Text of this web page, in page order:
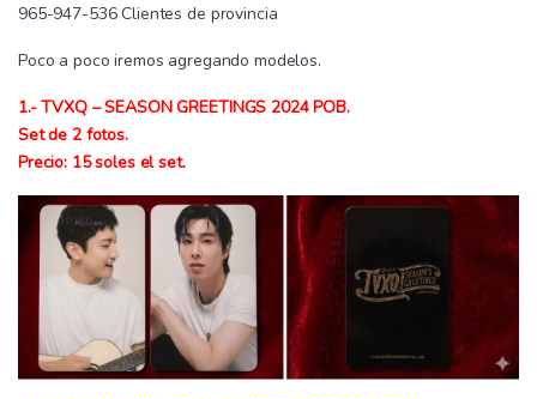
965-947-536 Clientes de provincia
Poco a poco iremos agregando modelos.
1.- TVXQ – SEASON GREETINGS 2024 POB.
Set de 2 fotos.
Precio: 15 soles el set.